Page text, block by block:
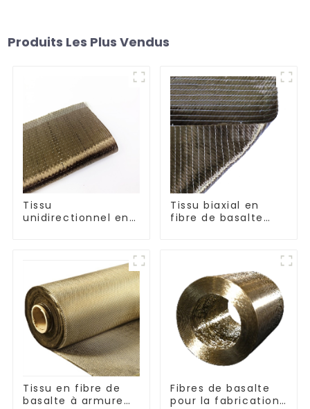
Produits Les Plus Vendus
Tissu
unidirectionnel en
Tissu biaxial en
fibre de basalte
Tissu en fibre de
basalte à armure
Fibres de basalte
pour la fabrication